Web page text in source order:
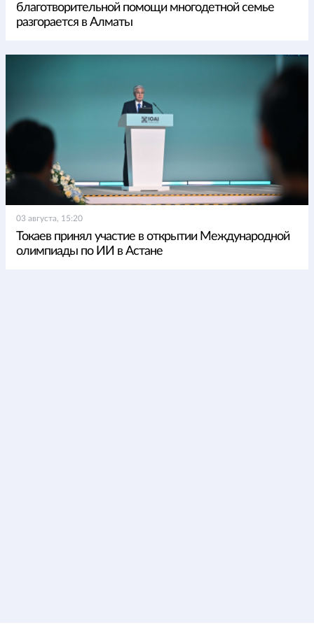
благотворительной помощи многодетной семье
разгорается в Алматы
03 августа, 15:20
Токаев принял участие в открытии Международной
олимпиады по ИИ в Астане